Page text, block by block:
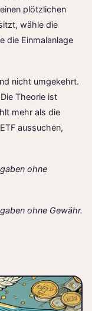
plötzlichen
wähle die
die Einmalanlage
nicht umgekehrt.
Theorie ist
mehr als die
aussuchen,
ohne
ohne Gewähr.